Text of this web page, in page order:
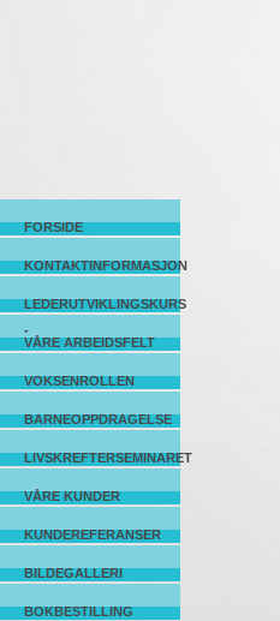
FORSIDE
KONTAKTINFORMASJON
LEDERUTVIKLINGSKURS
-
VÅRE ARBEIDSFELT
VOKSENROLLEN
BARNEOPPDRAGELSE
LIVSKREFTERSEMINARET
VÅRE KUNDER
KUNDEREFERANSER
BILDEGALLERI
BOKBESTILLING